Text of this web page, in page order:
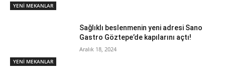
YENİ MEKANLAR
YENİ MEKANLAR
Sağlıklı beslenmenin yeni adresi Sano
Gastro Göztepe’de kapılarını açtı!
Aralık 18, 2024